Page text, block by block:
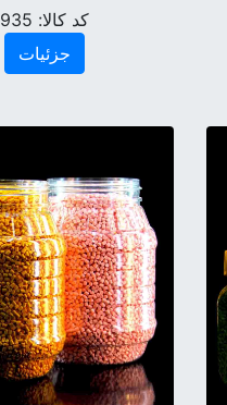
کد کالا: 935
جزئیات